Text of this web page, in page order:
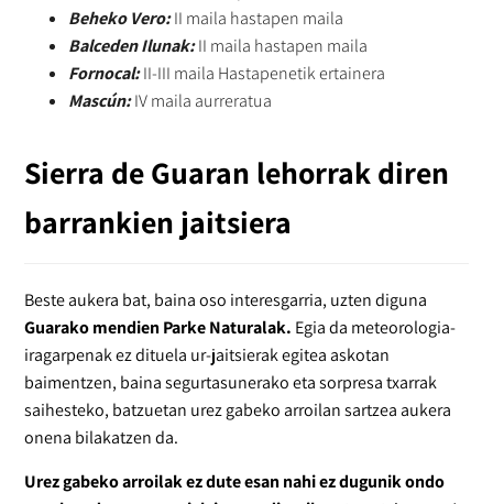
Beheko Vero:II maila hastapen maila
Balceden Ilunak:II maila hastapen maila
Fornocal:II-III maila Hastapenetik ertainera
Mascún:IV maila aurreratua
Sierra de Guaran lehorrak diren
barrankien jaitsiera
Beste aukera bat, baina oso interesgarria, uzten diguna
Guarako mendien Parke Naturalak. Egia da meteorologia-
iragarpenak ez dituela ur-jaitsierak egitea askotan
baimentzen, baina segurtasunerako eta sorpresa txarrak
saihesteko, batzuetan urez gabeko arroilan sartzea aukera
onena bilakatzen da.
Urez gabeko arroilak ez dute esan nahi ez dugunik ondo